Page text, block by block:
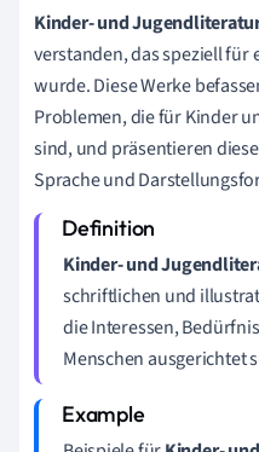
Kinder- und
verstanden, das speziell für
wurde. Diese Werke
Problemen, die für Kinder
sind, und präsentieren
Sprache und
Kinder- und
schriftlichen und
die Interessen,
Menschen ausgerichtet